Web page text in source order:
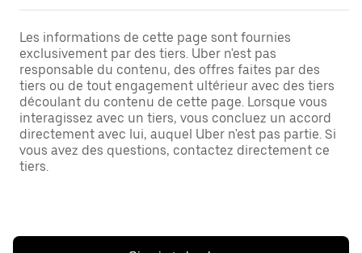
Les informations de cette page sont fournies
exclusivement par des tiers. Uber n'est pas
responsable du contenu, des offres faites par des
tiers ou de tout engagement ultérieur avec des tiers
découlant du contenu de cette page. Lorsque vous
interagissez avec un tiers, vous concluez un accord
directement avec lui, auquel Uber n'est pas partie. Si
vous avez des questions, contactez directement ce
tiers.